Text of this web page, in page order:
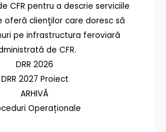
CFR pentru a descrie serviciile
oferă clienţilor care doresc să
pe infrastructura feroviară
de CFR.
DRR 2026
DRR 2027 Proiect
ARHIVĂ
Operaționale